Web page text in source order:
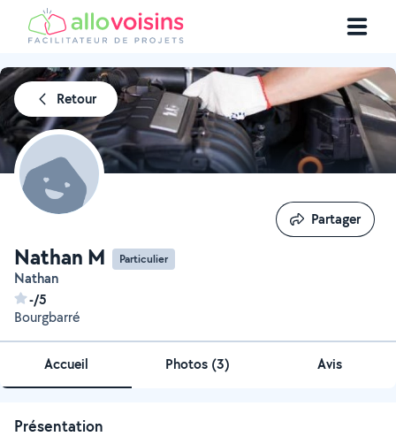
Retour
Nathan M Particulier
Nathan
-/5
Bourgbarré
Partager
Partager
Accueil Photos (3) Avis
Présentation